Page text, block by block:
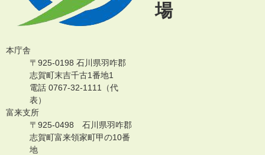
場
本庁舎
〒925-0198 石川県羽咋郡
志賀町末吉千古1番地1
電話 0767-32-1111（代
表）
富来支所
〒925-0498 石川県羽咋郡
志賀町富来領家町甲の10番
地